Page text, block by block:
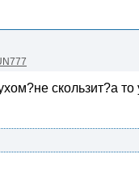
скользит?а